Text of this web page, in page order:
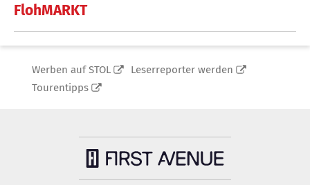
FlohMARKT
Werben auf STOL
Leserreporter werden
Tourentipps